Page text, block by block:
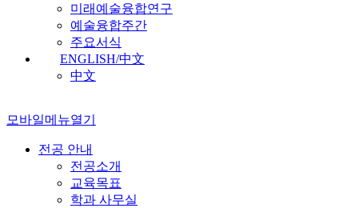
미래예술융합연구
예술융합주간
주요서식
ENGLISH/中文
中文
모바일메뉴열기
전공 안내
전공소개
교육목표
학과 사무실